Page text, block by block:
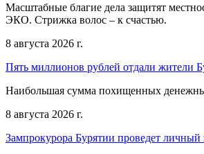
Масштабные благие дела защитят
ЭКО. Стрижка волос – к счастью.
8 августа 2026 г.
Пять миллионов рублей отдали жители
Наибольшая сумма похищенных
8 августа 2026 г.
Зампрокурора Бурятии проведет